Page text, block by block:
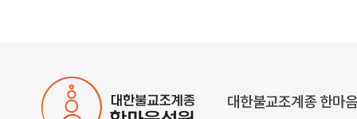
대한불교조계종 한마